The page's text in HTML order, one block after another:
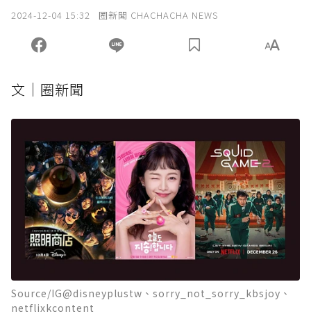
2024-12-04 15:32 圈新聞 CHACHACHA NEWS
文｜圈新聞
Source/IG@disneyplustw、sorry_not_sorry_kbsjoy、
netflixkcontent